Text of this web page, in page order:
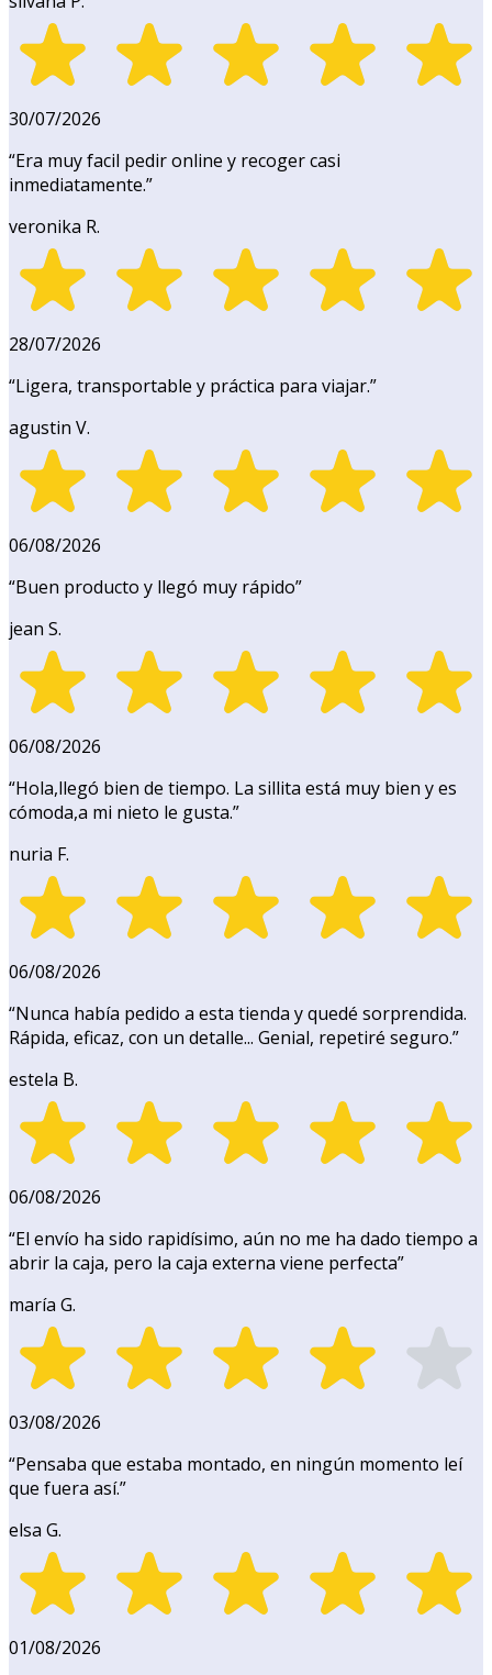
30/07/2026
“Era muy facil pedir online y recoger casi
inmediatamente.”
veronika R.
28/07/2026
“Ligera, transportable y práctica para viajar.”
agustin V.
06/08/2026
“Buen producto y llegó muy rápido”
jean S.
06/08/2026
“Hola,llegó bien de tiempo. La sillita está muy bien y es
cómoda,a mi nieto le gusta.”
nuria F.
06/08/2026
“Nunca había pedido a esta tienda y quedé sorprendida.
Rápida, eficaz, con un detalle... Genial, repetiré seguro.”
estela B.
06/08/2026
“El envío ha sido rapidísimo, aún no me ha dado tiempo a
abrir la caja, pero la caja externa viene perfecta”
maría G.
03/08/2026
“Pensaba que estaba montado, en ningún momento leí
que fuera así.”
elsa G.
01/08/2026